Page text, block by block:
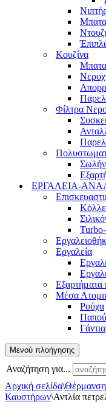
Κουζίνα
Φίλτρα
ΕΡΓΑΛΕΙΑ-
Εργαλεία
Εξαρτήματα
Μέσα
Ρούχα
Γάντια
Μενού πλοήγησης
Αναζήτηση για...
Αρχική σελίδα\Θέρμανση
Καυστήρων\Αντλία